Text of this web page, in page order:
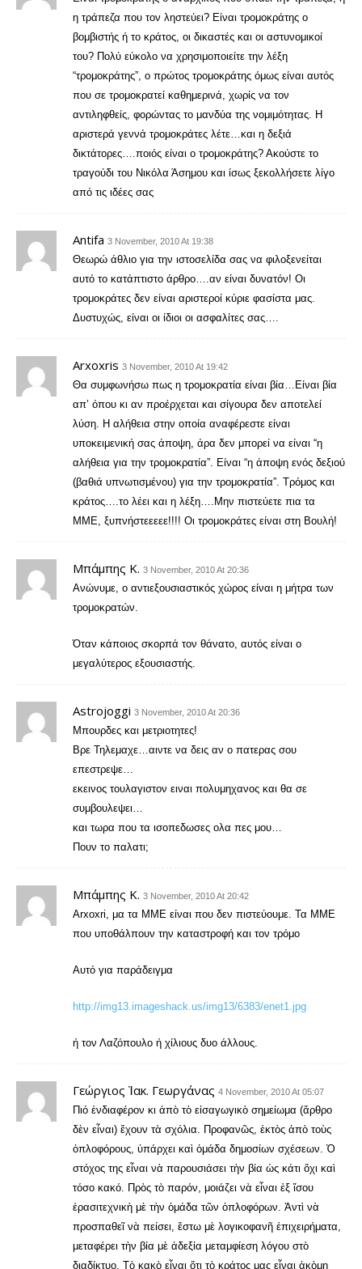
η τράπεζα που τον ληστεύει? Είναι τρομοκράτης ο
βομβιστής ή το κράτος, οι δικαστές και οι αστυνομικοί
του? Πολύ εύκολο να χρησιμοποιείτε την λέξη
“τρομοκράτης”, ο πρώτος τρομοκράτης όμως είναι αυτός
που σε τρομοκρατεί καθημερινά, χωρίς να τον
αντιληφθείς, φορώντας το μανδύα της νομιμότητας. Η
αριστερά γεννά τρομοκράτες λέτε…και η δεξιά
δικτάτορες….ποιός είναι ο τρομοκράτης? Ακούστε το
τραγούδι του Νικόλα Άσημου και ίσως ξεκολλήσετε λίγο
από τις ιδέες σας
Antifa 3 November, 2010 At 19:38
Θεωρώ άθλιο για την ιστοσελίδα σας να φιλοξενείται
αυτό το κατάπτιστο άρθρο….αν είναι δυνατόν! Οι
τρομοκράτες δεν είναι αριστεροί κύριε φασίστα μας.
Δυστυχώς, είναι οι ίδιοι οι ασφαλίτες σας….
Arxoxris 3 November, 2010 At 19:42
Θα συμφωνήσω πως η τρομοκρατία είναι βία…Είναι βία
απ’ όπου κι αν προέρχεται και σίγουρα δεν αποτελεί
λύση. Η αλήθεια στην οποία αναφέρεστε είναι
υποκειμενική σας άποψη, άρα δεν μπορεί να είναι “η
αλήθεια για την τρομοκρατία”. Είναι “η άποψη ενός δεξιού
(βαθιά υπνωτισμένου) για την τρομοκρατία”. Τρόμος και
κράτος….το λέει και η λέξη….Μην πιστεύετε πια τα
ΜΜΕ, ξυπνήστεεεεε!!!! Οι τρομοκράτες είναι στη Βουλή!
Μπάμπης Κ. 3 November, 2010 At 20:36
Ανώνυμε, ο αντιεξουσιαστικός χώρος είναι η μήτρα των
τρομοκρατών.
Όταν κάποιος σκορπά τον θάνατο, αυτός είναι ο
μεγαλύτερος εξουσιαστής.
Astrojoggi 3 November, 2010 At 20:36
Μπουρδες και μετριοτητες!
Βρε Τηλεμαχε…αιντε να δεις αν ο πατερας σου
επεστρεψε…
εκεινος τουλαγιστον ειναι πολυμηχανος και θα σε
συμβουλεψει…
και τωρα που τα ισοπεδωσες ολα πες μου…
Πουν το παλατι;
Μπάμπης Κ. 3 November, 2010 At 20:42
Arxoxri, μα τα ΜΜΕ είναι που δεν πιστεύουμε. Τα ΜΜΕ
που υποθάλπουν την καταστροφή και τον τρόμο
Αυτό για παράδειγμα
http://img13.imageshack.us/img13/6383/enet1.jpg
ή τον Λαζόπουλο ή χίλιους δυο άλλους.
Γεώργιος Ἰακ. Γεωργάνας 4 November, 2010 At 05:07
Πιό ἐνδιαφέρον κι ἀπὸ τὸ εἰσαγωγικὸ σημείωμα (ἄρθρο
δὲν εἶναι) ἔχουν τὰ σχόλια. Προφανῶς, ἐκτὸς ἀπὸ τοὺς
ὁπλοφόρους, ὑπάρχει καὶ ὁμάδα δημοσίων σχέσεων. Ὁ
στόχος της εἶναι νὰ παρουσιάσει τὴν βία ὡς κάτι ὄχι καὶ
τόσο κακό. Πρὸς τὸ παρόν, μοιάζει νὰ εἶναι ἐξ ἴσου
ἐρασιτεχνικὴ μὲ τὴν ὁμάδα τῶν ὁπλοφόρων. Ἀντὶ νὰ
προσπαθεῖ νὰ πείσει, ἔστω μὲ λογικοφανῆ ἐπιχειρήματα,
μεταφέρει τὴν βία μὲ ἀδεξία μεταμφίεση λόγου στὸ
διαδίκτυο. Τὸ κακὸ εἶναι ὅτι τὸ κράτος μας εἶναι ἀκὸμη